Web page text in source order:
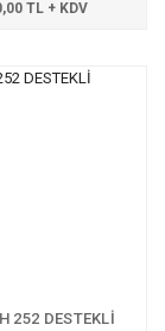
TL + KDV
252 DESTEKLİ